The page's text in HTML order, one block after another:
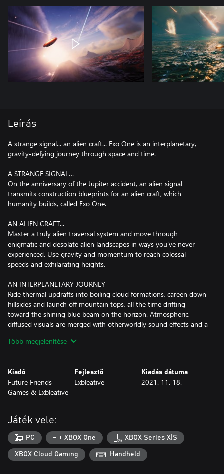
Leírás
A strange signal... an alien craft... Exo One is an interplanetary,
gravity-defying journey through space and time.
A STRANGE SIGNAL…
On the anniversary of the Jupiter accident, an alien signal
transmits construction blueprints for an alien craft, which
humanity builds, called Exo One.
AN ALIEN CRAFT...
Master a truly alien traversal system and move through
enigmatic and desolate alien landscapes in ways you've never
experienced. Use gravity and momentum to reach colossal
speeds and exhilarating heights.
AN INTERPLANETARY JOURNEY
Ride thermal updrafts into boiling cloud formations, careen down
hillsides and launch off mountain tops, all the time drifting
toward the shining blue beam on the horizon. Atmospheric,
diffused visuals are merged with otherworldly sound effects and a
Pilot your craft on mankind's first voyage outside the solar
Több megjelenítése
Kiadó
Future Friends
Games & Exbleative
Fejlesztő
Exbleative
Kiadás dátuma
2021. 11. 18.
Játék vele:
PC XBOX One XBOX Series X|S
XBOX Cloud Gaming Handheld